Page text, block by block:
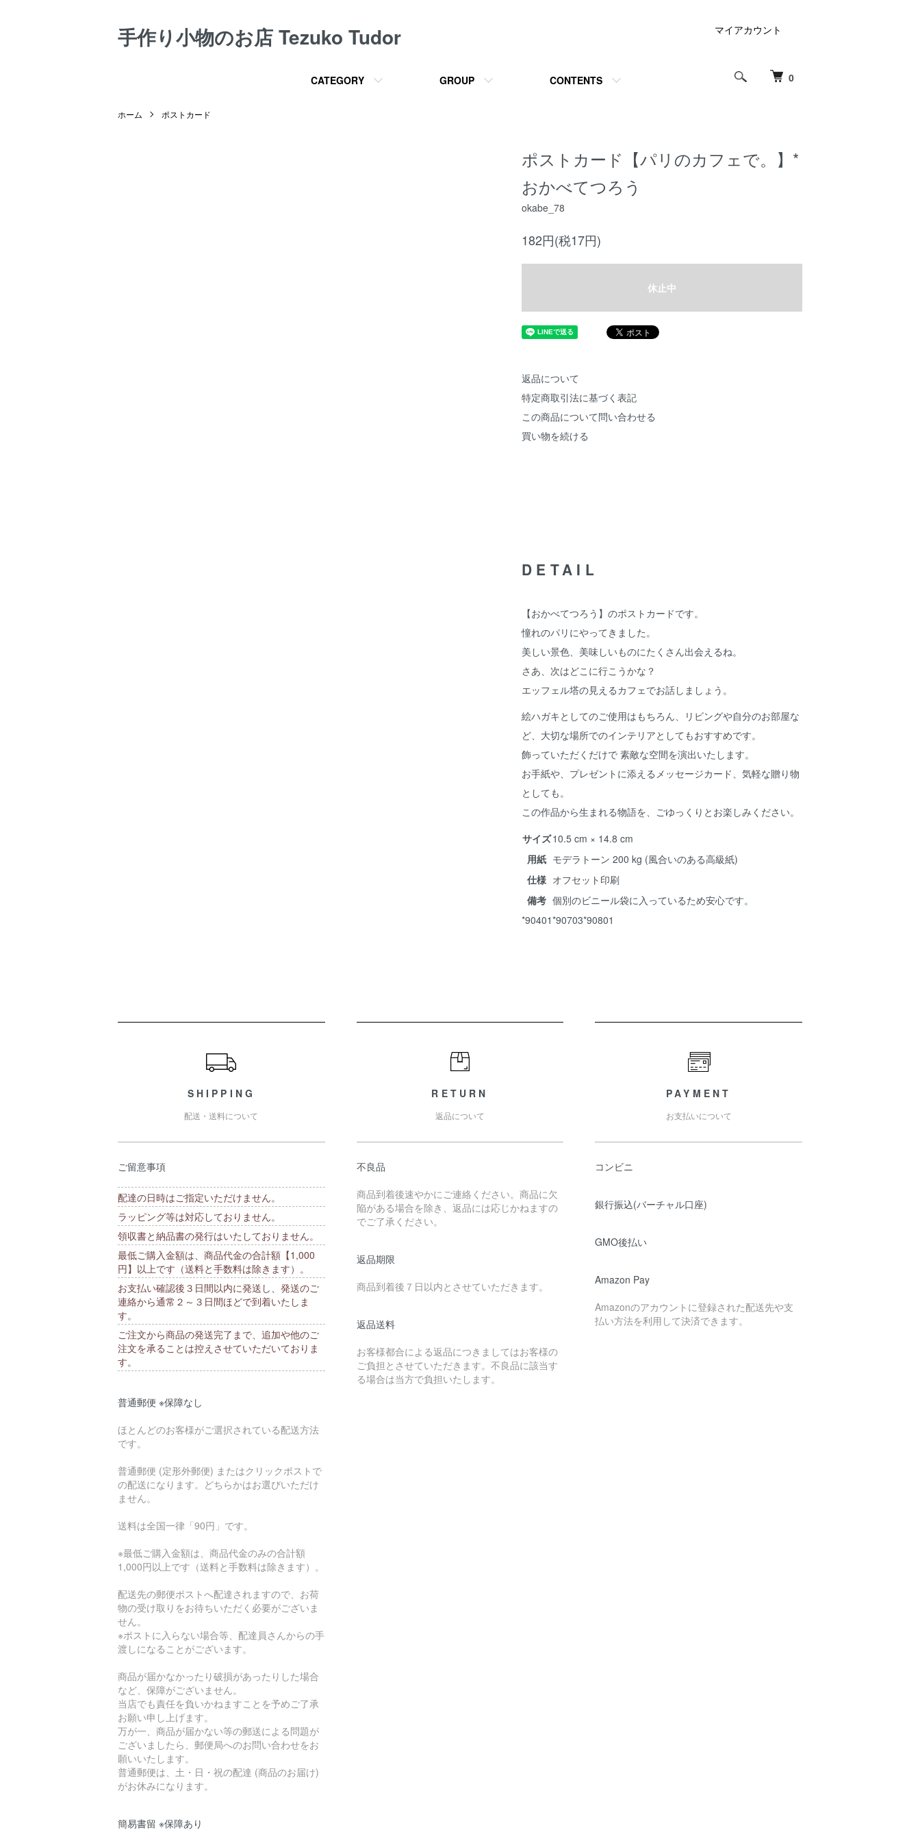
手作り小物のお店 Tezuko Tudor
0
CATEGORY GROUP CONTENTS
マイアカウント
ホーム ポストカード
ポストカード【パリのカフェで。】*
おかべてつろう
okabe_78
182円(税17円)
休止中
返品について
特定商取引法に基づく表記
この商品について問い合わせる
買い物を続ける
DETAIL
【おかべてつろう】のポストカードです。
憧れのパリにやってきました。
美しい景色、美味しいものにたくさん出会えるね。
さあ、次はどこに行こうかな？
エッフェル塔の見えるカフェでお話しましょう。
絵ハガキとしてのご使用はもちろん、リビングや自分のお部屋な
ど、大切な場所でのインテリアとしてもおすすめです。
飾っていただくだけで 素敵な空間を演出いたします。
お手紙や、プレゼントに添えるメッセージカード、気軽な贈り物
としても。
この作品から生まれる物語を、ごゆっくりとお楽しみください。
サイズ10.5 cm × 14.8 cm
用紙 モデラトーン 200 kg (風合いのある高級紙)
仕様 オフセット印刷
備考 個別のビニール袋に入っているため安心です。
*90401*90703*90801
SHIPPING
配送・送料について
ご留意事項
配達の日時はご指定いただけません。
ラッピング等は対応しておりません。
領収書と納品書の発行はいたしておりません。
最低ご購入金額は、商品代金の合計額【1,000
円】以上です（送料と手数料は除きます）。
お支払い確認後３日間以内に発送し、発送のご
連絡から通常２～３日間ほどで到着いたしま
す。
ご注文から商品の発送完了まで、追加や他のご
注文を承ることは控えさせていただいておりま
す。
普通郵便 ※保障なし
ほとんどのお客様がご選択されている配送方法
です。
普通郵便 (定形外郵便) またはクリックポストで
の配送になります。どちらかはお選びいただけ
ません。
送料は全国一律「90円」です。
※最低ご購入金額は、商品代金のみの合計額
1,000円以上です（送料と手数料は除きます）。
配送先の郵便ポストへ配達されますので、お荷
物の受け取りをお待ちいただく必要がございま
せん。
※ポストに入らない場合等、配達員さんからの手
渡しになることがございます。
商品が届かなかったり破損があったりした場合
など、保障がございません。
当店でも責任を負いかねますことを予めご了承
お願い申し上げます。
万が一、商品が届かない等の郵送による問題が
ございましたら、郵便局へのお問い合わせをお
願いいたします。
普通郵便は、土・日・祝の配達 (商品のお届け)
がお休みになります。
簡易書留 ※保障あり
RETURN
返品について
不良品
商品到着後速やかにご連絡ください。商品に欠
陥がある場合を除き、返品には応じかねますの
でご了承ください。
返品期限
商品到着後７日以内とさせていただきます。
返品送料
お客様都合による返品につきましてはお客様の
ご負担とさせていただきます。不良品に該当す
る場合は当方で負担いたします。
PAYMENT
お支払いについて
コンビニ
銀行振込(バーチャル口座)
GMO後払い
Amazon Pay
Amazonのアカウントに登録された配送先や支
払い方法を利用して決済できます。